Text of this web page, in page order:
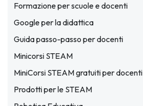
Formazione per scuole e docenti
Google per la didattica
Guida passo-passo per docenti
Minicorsi STEAM
MiniCorsi STEAM gratuiti per docenti
Prodotti per le STEAM